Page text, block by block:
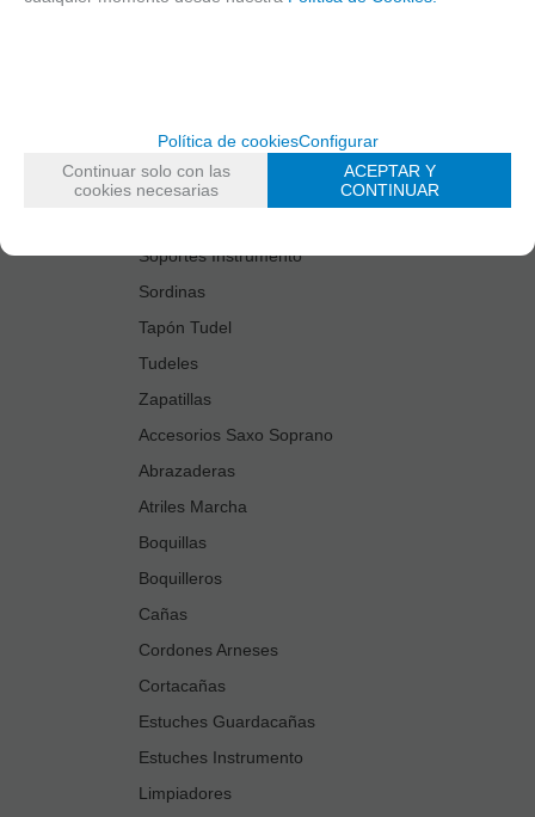
Estuches Guardacañas
Limpiadores
Protectores Boquilla
Soportes Instrumento
Sordinas
Tapón Tudel
Tudeles
Zapatillas
Accesorios Saxo Soprano
Abrazaderas
Atriles Marcha
Boquillas
Boquilleros
Cañas
Cordones Arneses
Cortacañas
Estuches Guardacañas
Estuches Instrumento
Limpiadores
Política de cookiesConfigurar
Continuar solo con las
cookies necesarias
ACEPTAR Y
CONTINUAR